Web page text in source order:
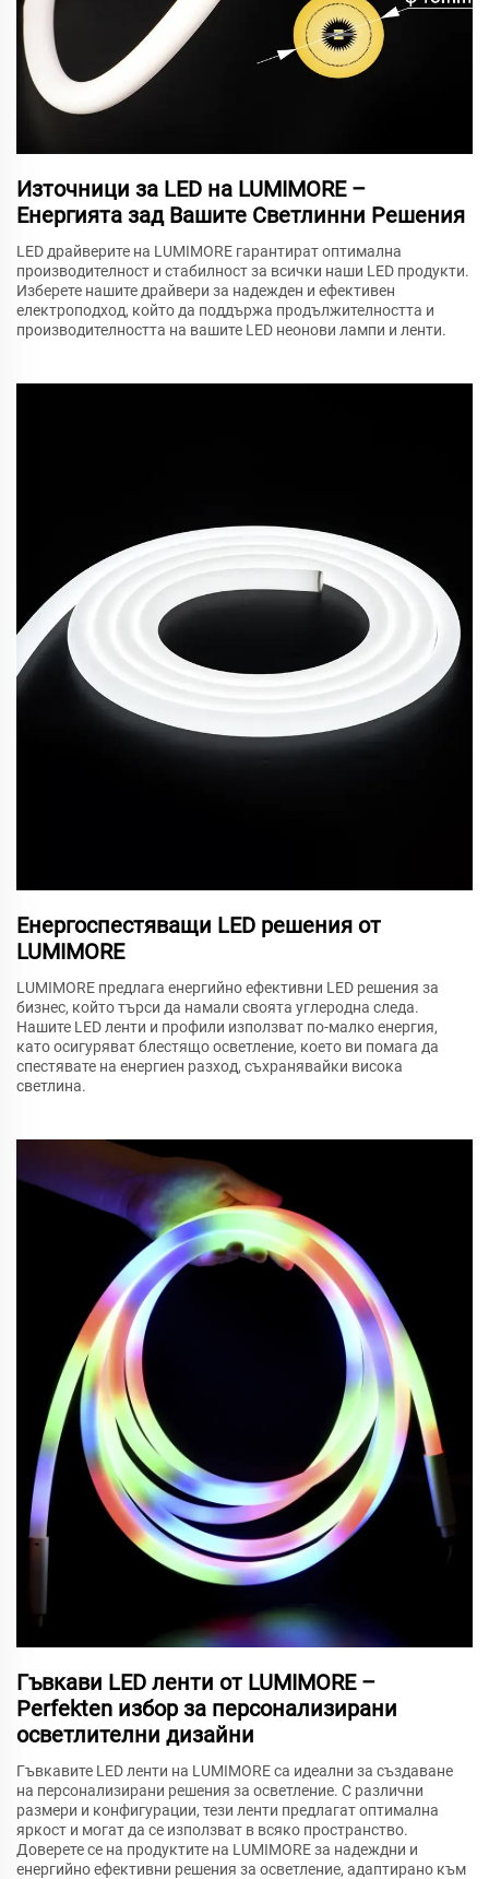
Източници за LED на LUMIMORE –
Енергията зад Вашите Светлинни Решения
LED драйверите на LUMIMORE гарантират оптимална
производителност и стабилност за всички наши LED продукти.
Изберете нашите драйвери за надежден и ефективен
електроподход, който да поддържа продължителността и
производителността на вашите LED неонови лампи и ленти.
Енергоспестяващи LED решения от
LUMIMORE
LUMIMORE предлага енергийно ефективни LED решения за
бизнес, който търси да намали своята углеродна следа.
Нашите LED ленти и профили използват по-малко енергия,
като осигуряват блестящо осветление, което ви помага да
спестявате на енергиен разход, съхранявайки висока
светлина.
Гъвкави LED ленти от LUMIMORE –
Perfekten избор за персонализирани
осветлителни дизайни
Гъвкавите LED ленти на LUMIMORE са идеални за създаване
на персонализирани решения за осветление. С различни
размери и конфигурации, тези ленти предлагат оптимална
яркост и могат да се използват в всяко пространство.
Доверете се на продуктите на LUMIMORE за надеждни и
енергийно ефективни решения за осветление, адаптирано към